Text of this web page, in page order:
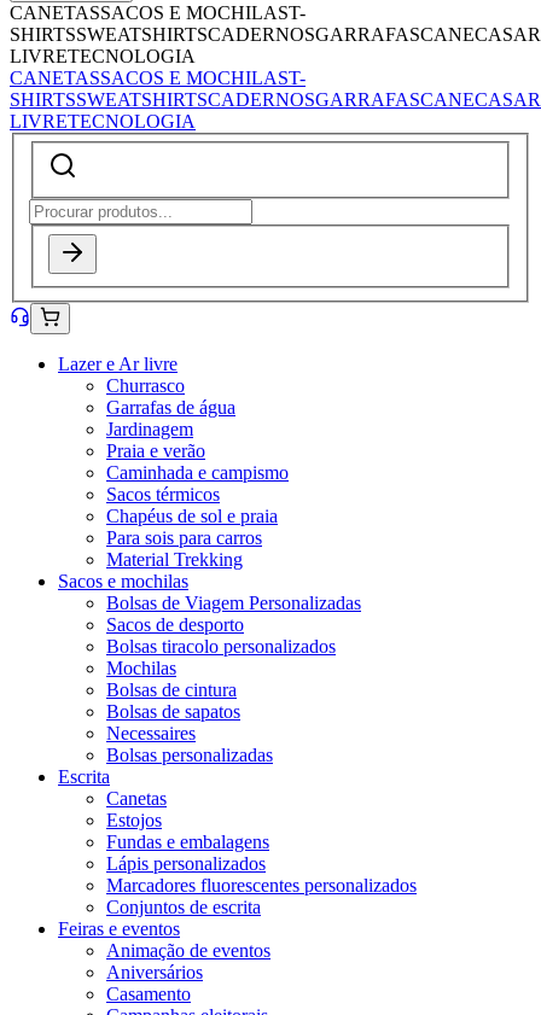
CANETASSACOS E MOCHILAST-
SHIRTSSWEATSHIRTSCADERNOSGARRAFASCANECASAR
LIVRETECNOLOGIA
CANETASSACOS E MOCHILAST-
SHIRTSSWEATSHIRTSCADERNOSGARRAFASCANECASAR
LIVRETECNOLOGIA
Lazer e Ar livre
Churrasco
Garrafas de água
Jardinagem
Praia e verão
Caminhada e campismo
Sacos térmicos
Chapéus de sol e praia
Para sois para carros
Material Trekking
Sacos e mochilas
Bolsas de Viagem Personalizadas
Sacos de desporto
Bolsas tiracolo personalizados
Mochilas
Bolsas de cintura
Bolsas de sapatos
Necessaires
Bolsas personalizadas
Escrita
Canetas
Estojos
Fundas e embalagens
Lápis personalizados
Marcadores fluorescentes personalizados
Conjuntos de escrita
Feiras e eventos
Animação de eventos
Aniversários
Casamento